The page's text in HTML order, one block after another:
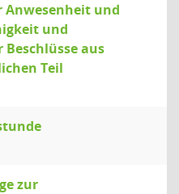
Anwesenheit und
und
aus
Teil
zur